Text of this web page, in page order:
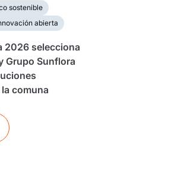
sostenible
abierta
2026 selecciona
Grupo Sunflora
comuna